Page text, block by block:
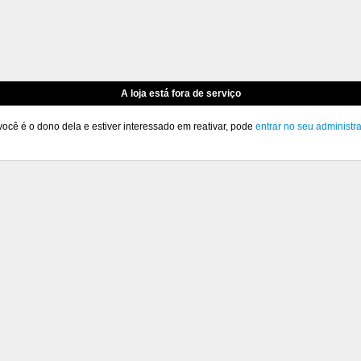
A loja está fora de serviço
é o dono dela e estiver interessado em reativar, pode entrar no seu